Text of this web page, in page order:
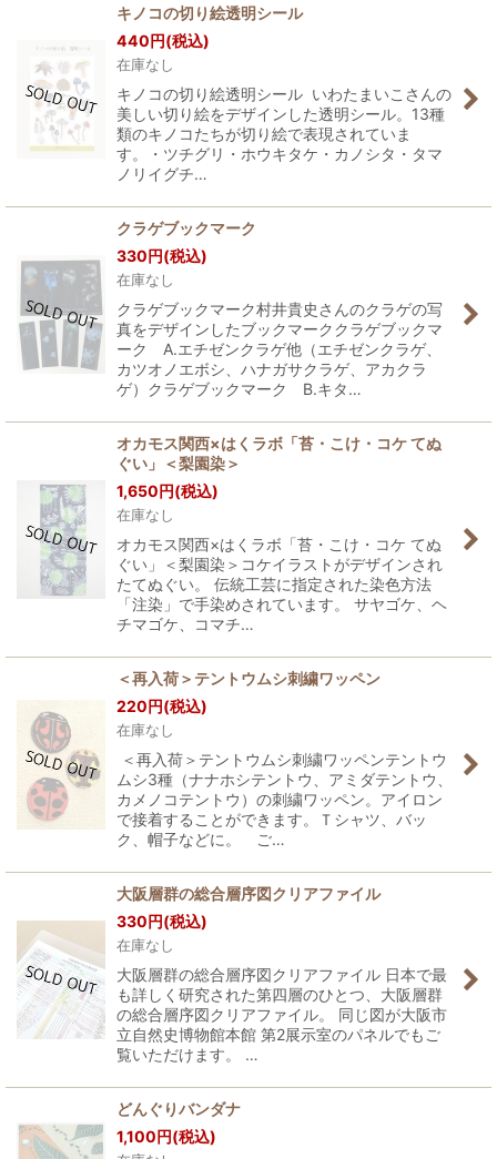
キノコの切り絵透明シール
440円(税込)
在庫なし
キノコの切り絵透明シール いわたまいこさんの
美しい切り絵をデザインした透明シール。13種
類のキノコたちが切り絵で表現されていま
す。・ツチグリ・ホウキタケ・カノシタ・タマ
ノリイグチ…
クラゲブックマーク
330円(税込)
在庫なし
クラゲブックマーク村井貴史さんのクラゲの写
真をデザインしたブックマーククラゲブックマ
ーク A.エチゼンクラゲ他（エチゼンクラゲ、
カツオノエボシ、ハナガサクラゲ、アカクラ
ゲ）クラゲブックマーク B.キタ…
オカモス関西×はくラボ「苔・こけ・コケ てぬ
ぐい」＜梨園染＞
1,650円(税込)
在庫なし
オカモス関西×はくラボ「苔・こけ・コケ てぬ
ぐい」＜梨園染＞コケイラストがデザインされ
たてぬぐい。 伝統工芸に指定された染色方法
「注染」で手染めされています。 サヤゴケ、ヘ
チマゴケ、コマチ…
＜再入荷＞テントウムシ刺繍ワッペン
220円(税込)
在庫なし
＜再入荷＞テントウムシ刺繍ワッペンテントウ
ムシ3種（ナナホシテントウ、アミダテントウ、
カメノコテントウ）の刺繍ワッペン。アイロン
で接着することができます。Ｔシャツ、バッ
ク、帽子などに。 ご…
大阪層群の総合層序図クリアファイル
330円(税込)
在庫なし
大阪層群の総合層序図クリアファイル 日本で最
も詳しく研究された第四層のひとつ、大阪層群
の総合層序図クリアファイル。 同じ図が大阪市
立自然史博物館本館 第2展示室のパネルでもご
覧いただけます。 …
どんぐりバンダナ
1,100円(税込)